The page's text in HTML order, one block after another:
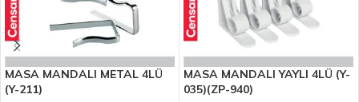
MASA MANDALI METAL 4LÜ
(Y-211)
MASA MANDALI YAYLI 4LÜ (Y-
035)(ZP-940)